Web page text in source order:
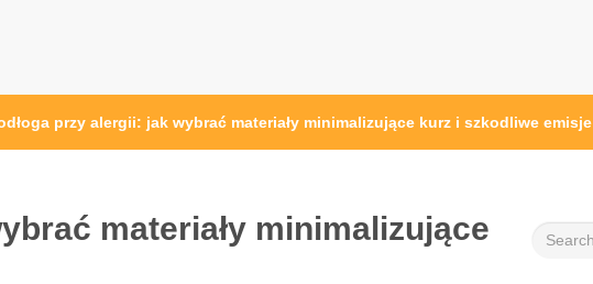
przy alergii: jak wybrać materiały minimalizujące kurz i szkodliwe emisje
materiały minimalizujące